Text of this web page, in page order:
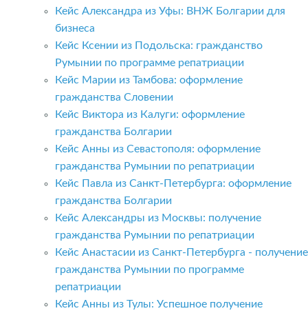
Кейс Александра из Уфы: ВНЖ Болгарии для
бизнеса
Кейс Ксении из Подольска: гражданство
Румынии по программе репатриации
Кейс Марии из Тамбова: оформление
гражданства Словении
Кейс Виктора из Калуги: оформление
гражданства Болгарии
Кейс Анны из Севастополя: оформление
гражданства Румынии по репатриации
Кейс Павла из Санкт-Петербурга: оформление
гражданства Болгарии
Кейс Александры из Москвы: получение
гражданства Румынии по репатриации
Кейс Анастасии из Санкт-Петербурга - получение
гражданства Румынии по программе
репатриации
Кейс Анны из Тулы: Успешное получение